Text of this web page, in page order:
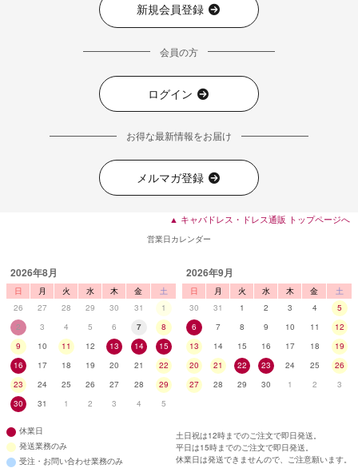
新規会員登録
会員の方
ログイン
お得な最新情報をお届け
メルマガ登録
▲ キャバドレス・ドレス通販 トップページへ
営業日カレンダー
2026年8月
日 月 火 水 木 金
土
26
27 28 29 30 31
1
2
3 4 5 6 7
8
9
10 11 12 13 14
15
16
17 18 19 20 21
22
23
24 25 26 27 28
29
30
31 1 2 3 4 5
2026年9月
日 月 火 水 木 金
土
30
31 1 2 3 4
5
6
7 8 9 10 11
12
13
14 15 16 17 18
19
20
21 22 23 24 25
26
27
28 29 30 1 2 3
休業日
発送業務のみ
受注・お問い合わせ業務のみ
土日祝は12時までのご注文で即日発送。
平日は15時までのご注文で即日発送。
休業日は発送できませんので、ご注意願います。